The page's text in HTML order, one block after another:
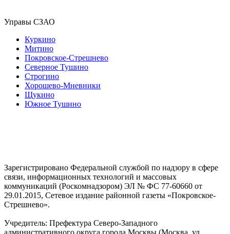
Управы СЗАО
Куркино
Митино
Покровское-Стрешнево
Северное Тушино
Строгино
Хорошево-Мневники
Щукино
Южное Тушино
Зарегистрировано Федеральной службой по надзору в сфере
связи, информационных технологий и массовых
коммуникаций (Роскомнадзором) ЭЛ № ФС 77-60660 от
29.01.2015, Сетевое издание районной газеты «Покровское-
Стрешнево».
Учредитель: Префектура Северо-Западного
административного округа города Москвы (Москва, ул.